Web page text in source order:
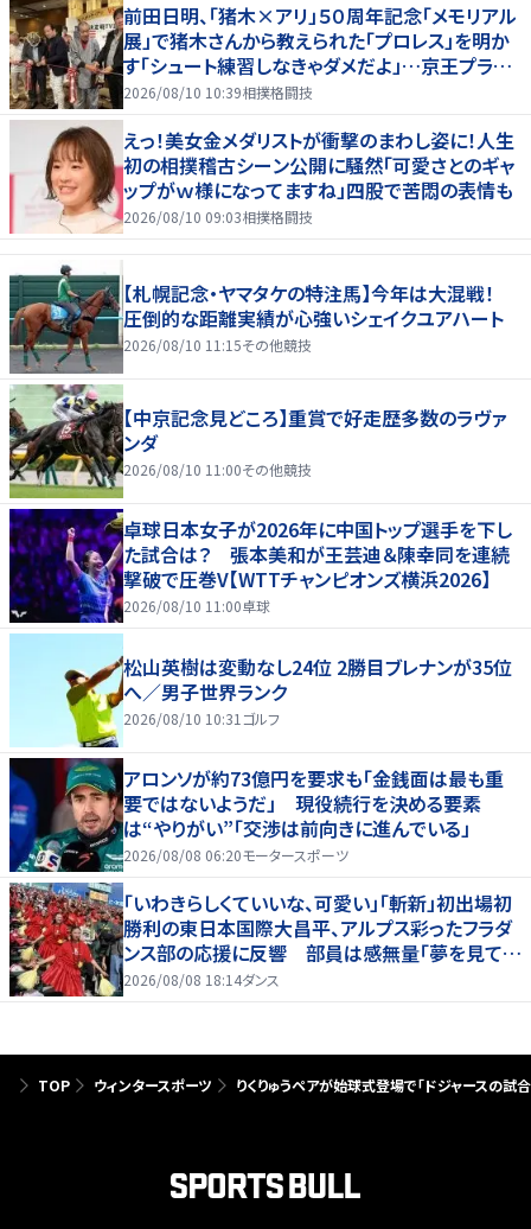
前田日明、「猪木×アリ」５０周年記念「メモリアル
展」で猪木さんから教えられた「プロレス」を明か
す「シュート練習しなきゃダメだよ」…京王プラザ
ホテルで３１日まで
2026/08/10 10:39相撲格闘技
えっ！美女金メダリストが衝撃のまわし姿に！人生
初の相撲稽古シーン公開に騒然「可愛さとのギャ
ップがｗ様になってますね」四股で苦悶の表情も
2026/08/10 09:03相撲格闘技
【札幌記念・ヤマタケの特注馬】今年は大混戦！
圧倒的な距離実績が心強いシェイクユアハート
2026/08/10 11:15その他競技
【中京記念見どころ】重賞で好走歴多数のラヴァ
ンダ
2026/08/10 11:00その他競技
卓球日本女子が2026年に中国トップ選手を下し
た試合は？ 張本美和が王芸迪＆陳幸同を連続
撃破で圧巻V【WTTチャンピオンズ横浜2026】
2026/08/10 11:00卓球
松山英樹は変動なし24位 2勝目ブレナンが35位
へ／男子世界ランク
2026/08/10 10:31 ゴルフ
アロンソが約73億円を要求も「金銭面は最も重
要ではないようだ」 現役続行を決める要素
は“やりがい”「交渉は前向きに進んでいる」
2026/08/08 06:20モータースポーツ
「いわきらしくていいな、可愛い」「斬新」初出場初
勝利の東日本国際大昌平、アルプス彩ったフラダ
ンス部の応援に反響 部員は感無量「夢を見てい
るよう」
2026/08/08 18:14ダンス
TOP ウィンタースポーツ りくりゅうペアが始球式登場で「ドジャースの試